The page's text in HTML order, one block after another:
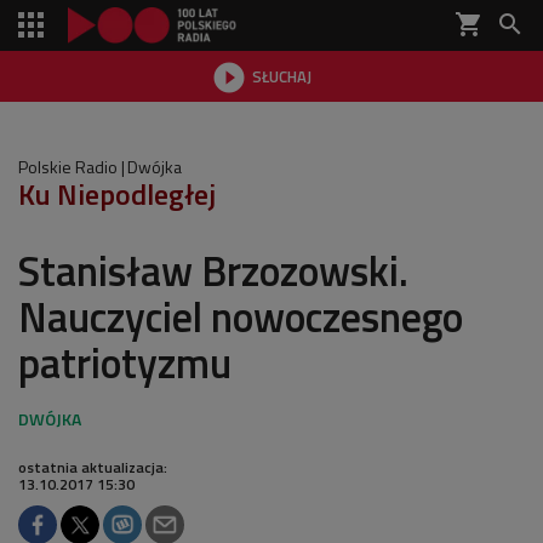
shopping_cart 
 SŁUCHAJ

Polskie Radio Dwójka
Ku Niepodległej
Stanisław Brzozowski.
Nauczyciel nowoczesnego
patriotyzmu
ostatnia aktualizacja:
13.10.2017 15:30